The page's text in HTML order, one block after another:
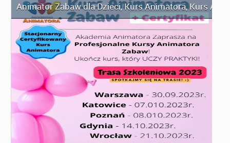
Animator Zabaw dla Dzieci,Kurs Animatora,Kurs